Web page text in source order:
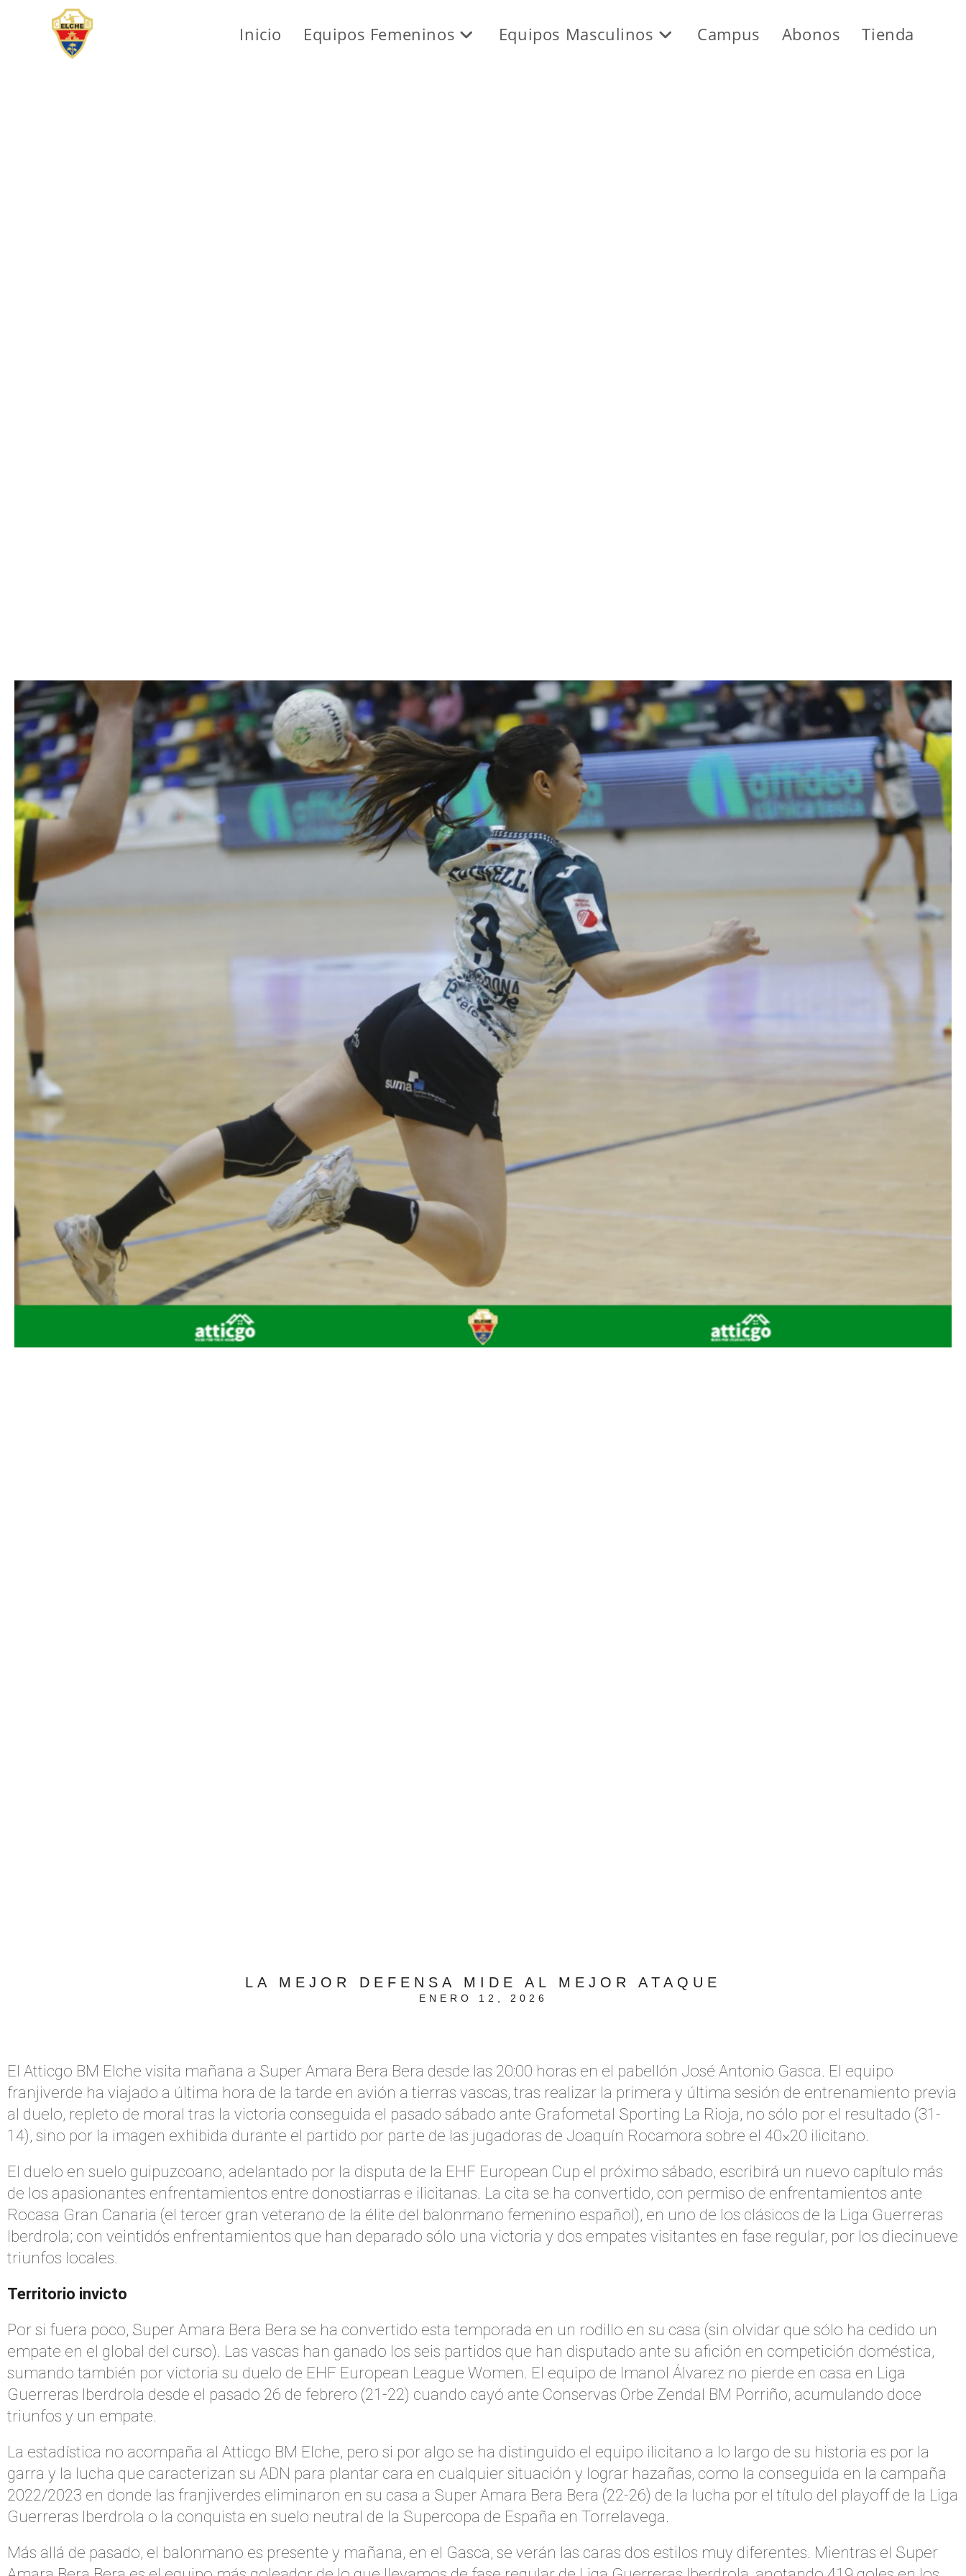
Inicio Equipos Femeninos Equipos Masculinos Campus Abonos Tienda
LA MEJOR DEFENSA MIDE AL MEJOR ATAQUE
ENERO 12, 2026
El Atticgo BM Elche visita mañana a Super Amara Bera Bera desde las 20:00 horas en el pabellón José Antonio Gasca. El equipo
franjiverde ha viajado a última hora de la tarde en avión a tierras vascas, tras realizar la primera y última sesión de entrenamiento previa
al duelo, repleto de moral tras la victoria conseguida el pasado sábado ante Grafometal Sporting La Rioja, no sólo por el resultado (31-
14), sino por la imagen exhibida durante el partido por parte de las jugadoras de Joaquín Rocamora sobre el 40×20 ilicitano.
El duelo en suelo guipuzcoano, adelantado por la disputa de la EHF European Cup el próximo sábado, escribirá un nuevo capítulo más
de los apasionantes enfrentamientos entre donostiarras e ilicitanas. La cita se ha convertido, con permiso de enfrentamientos ante
Rocasa Gran Canaria (el tercer gran veterano de la élite del balonmano femenino español), en uno de los clásicos de la Liga Guerreras
Iberdrola; con veintidós enfrentamientos que han deparado sólo una victoria y dos empates visitantes en fase regular, por los diecinueve
triunfos locales.
Territorio invicto
Por si fuera poco, Super Amara Bera Bera se ha convertido esta temporada en un rodillo en su casa (sin olvidar que sólo ha cedido un
empate en el global del curso). Las vascas han ganado los seis partidos que han disputado ante su afición en competición doméstica,
sumando también por victoria su duelo de EHF European League Women. El equipo de Imanol Álvarez no pierde en casa en Liga
Guerreras Iberdrola desde el pasado 26 de febrero (21-22) cuando cayó ante Conservas Orbe Zendal BM Porriño, acumulando doce
triunfos y un empate.
La estadística no acompaña al Atticgo BM Elche, pero si por algo se ha distinguido el equipo ilicitano a lo largo de su historia es por la
garra y la lucha que caracterizan su ADN para plantar cara en cualquier situación y lograr hazañas, como la conseguida en la campaña
2022/2023 en donde las franjiverdes eliminaron en su casa a Super Amara Bera Bera (22-26) de la lucha por el título del playoff de la Liga
Guerreras Iberdrola o la conquista en suelo neutral de la Supercopa de España en Torrelavega.
Más allá de pasado, el balonmano es presente y mañana, en el Gasca, se verán las caras dos estilos muy diferentes. Mientras el Super